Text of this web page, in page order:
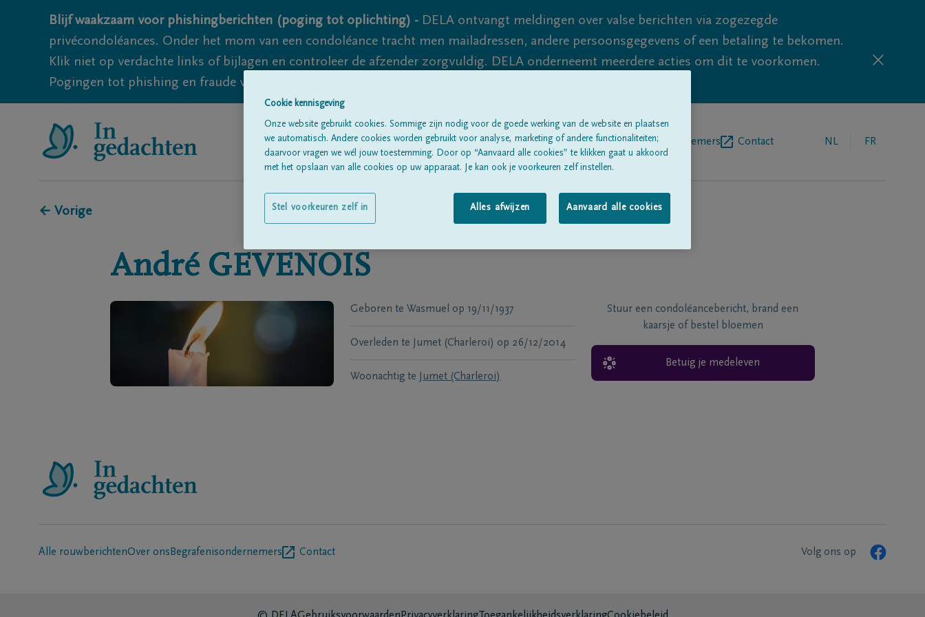
Blijf waakzaam voor phishingberichten (poging tot oplichting) - DELA ontvangt meldingen over valse berichten via zogezegde
privécondoléances. Onder het mom van een condoléance tracht men mailadressen, andere persoonsgegevens of een betaling te bekomen.
Klik niet op verdachte links of bijlagen en controleer de afzender zorgvuldig. DELA onderneemt meerdere acties om dit te voorkomen.
Pogingen tot phishing en fraude vallen echter nooit volledig uit te sluiten, dus blijf waakzaam.
Alle rouwberichten Over onsBegrafenisondernemers Contact NL FR
← Vorige
André GEVENOIS
Geboren te Wasmuel op 19/11/1937
Overleden te Jumet (Charleroi) op 26/12/2014
Woonachtig te Jumet (Charleroi)
Stuur een condoléancebericht, brand een
kaarsje of bestel bloemen
Betuig je medeleven
Alle rouwberichtenOver ons Begrafenisondernemers Contact Volg ons op
Cookie kennisgeving
Onze website gebruikt cookies. Sommige zijn nodig voor de goede werking van de website en plaatsen
we automatisch. Andere cookies worden gebruikt voor analyse, marketing of andere functionaliteiten;
daarvoor vragen we wél jouw toestemming. Door op “Aanvaard alle cookies” te klikken gaat u akkoord
met het opslaan van alle cookies op uw apparaat. Je kan ook je voorkeuren zelf instellen.
Alles afwijzen Aanvaard alle cookies
Stel voorkeuren zelf in